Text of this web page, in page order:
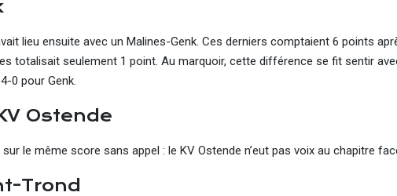
lieu ensuite avec un Malines-Genk. Ces derniers comptaient 6 points
totalisait seulement 1 point. Au marquoir, cette différence se fit sentir
0 pour Genk.
Ostende
le même score sans appel : le KV Ostende n’eut pas voix au chapitre
Trond